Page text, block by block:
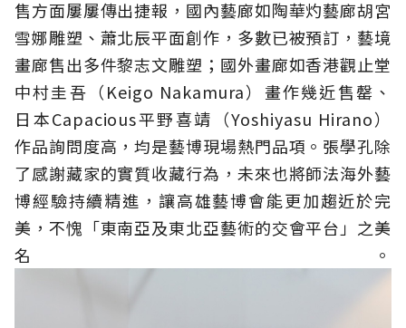
售方面屢屢傳出捷報，國內藝廊如陶華灼藝廊胡宮
雪娜雕塑、蕭北辰平面創作，多數已被預訂，藝境
畫廊售出多件黎志文雕塑；國外畫廊如香港觀止堂
中村圭吾（Keigo Nakamura）畫作幾近售罄、
日本Capacious平野喜靖（Yoshiyasu Hirano）
作品詢問度高，均是藝博現場熱門品項。張學孔除
了感謝藏家的實質收藏行為，未來也將師法海外藝
博經驗持續精進，讓高雄藝博會能更加趨近於完
美，不愧「東南亞及東北亞藝術的交會平台」之美
名。